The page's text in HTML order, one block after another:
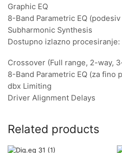
Graphic EQ
8-Band Parametric EQ
Subharmonic Synthesis
Dostupno izlazno procesiranje:
Crossover (Full range, 2-way,
8-Band Parametric EQ (za fino
dbx Limiting
Driver Alignment Delays
Related products